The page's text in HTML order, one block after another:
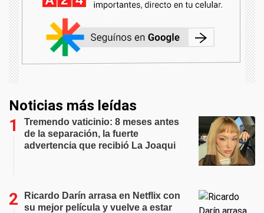
Noticias más leídas
Tremendo vaticinio: 8 meses antes
de la separación, la fuerte
advertencia que recibió La Joaqui
Ricardo Darín arrasa en Netflix con
su mejor película y vuelve a estar